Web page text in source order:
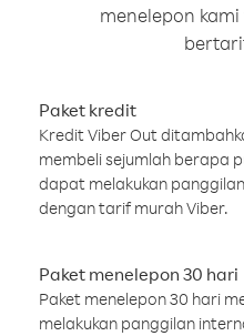
menelepon
Paket kredit
Kredit Viber Out
membeli sejumlah berapa
dapat melakukan
dengan tarif murah Viber.
Paket menelepon 30 hari
Paket menelepon 30 hari
melakukan panggilan